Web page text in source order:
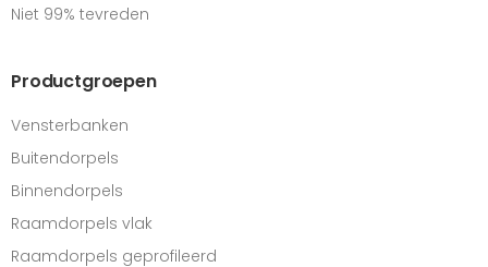
Niet 99% tevreden
Productgroepen
Vensterbanken
Buitendorpels
Binnendorpels
Raamdorpels vlak
Raamdorpels geprofileerd